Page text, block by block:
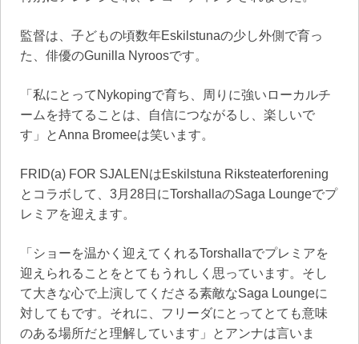
監督は、子どもの頃数年Eskilstunaの少し外側で育っ
た、俳優のGunilla Nyroosです。
「私にとってNykopingで育ち、周りに強いローカルチ
ームを持てることは、自信につながるし、楽しいで
す」とAnna Bromeeは笑います。
FRID(a) FOR SJALENはEskilstuna Riksteaterforening
とコラボして、3月28日にTorshallaのSaga Loungeでプ
レミアを迎えます。
「ショーを温かく迎えてくれるTorshallaでプレミアを
迎えられることをとてもうれしく思っています。そし
て大きな心で上演してくださる素敵なSaga Loungeに
対してもです。それに、フリーダにとってとても意味
のある場所だと理解しています」とアンナは言いま